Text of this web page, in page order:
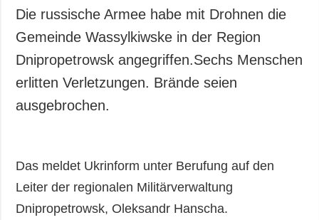
Die russische Armee habe mit Drohnen die
Gemeinde Wassylkiwske in der Region
Dnipropetrowsk angegriffen.Sechs Menschen
erlitten Verletzungen. Brände seien
ausgebrochen.
Das meldet Ukrinform unter Berufung auf den
Leiter der regionalen Militärverwaltung
Dnipropetrowsk, Oleksandr Hanscha.